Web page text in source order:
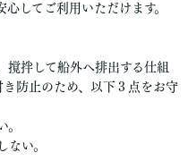
してご利用いただけます。
撹拌して船外へ排出する仕組
き防止のため、以下３点をお守
い。